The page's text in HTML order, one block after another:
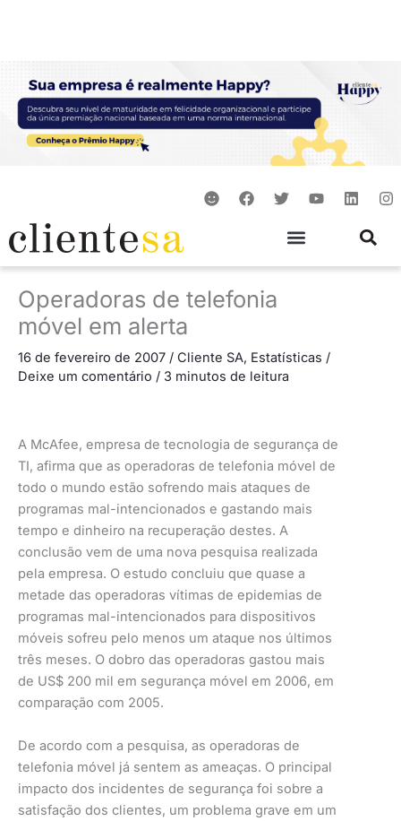
S
m
F
a
o
k
T
w
e
Y
o
b
L
i
d
I
n
g
Operadoras de telefonia
móvel em alerta
16 de fevereiro de 2007 / Cliente SA, Estatísticas /
Deixe um comentário / 3 minutos de leitura
A McAfee, empresa de tecnologia de segurança de
TI, afirma que as operadoras de telefonia móvel de
todo o mundo estão sofrendo mais ataques de
programas mal-intencionados e gastando mais
tempo e dinheiro na recuperação destes. A
conclusão vem de uma nova pesquisa realizada
pela empresa. O estudo concluiu que quase a
metade das operadoras vítimas de epidemias de
programas mal-intencionados para dispositivos
móveis sofreu pelo menos um ataque nos últimos
três meses. O dobro das operadoras gastou mais
de US$ 200 mil em segurança móvel em 2006, em
comparação com 2005.
De acordo com a pesquisa, as operadoras de
telefonia móvel já sentem as ameaças. O principal
impacto dos incidentes de segurança foi sobre a
satisfação dos clientes, um problema grave em um